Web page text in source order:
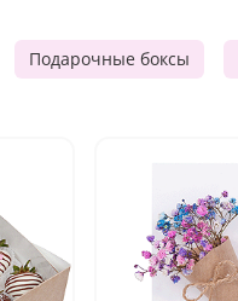
Подарочные боксы